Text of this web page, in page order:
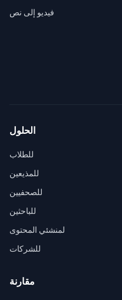
فيديو إلى نص
الحلول
للطلاب
للمذيعين
للصحفيين
للباحثين
لمنشئي المحتوى
للشركات
مقارنة